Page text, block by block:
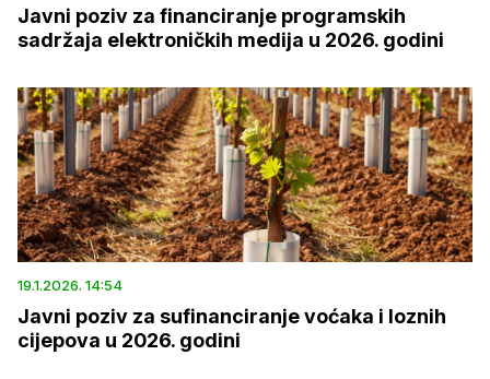
Javni poziv za financiranje programskih
sadržaja elektroničkih medija u 2026. godini
19.1.2026. 14:54
Javni poziv za sufinanciranje voćaka i loznih
cijepova u 2026. godini